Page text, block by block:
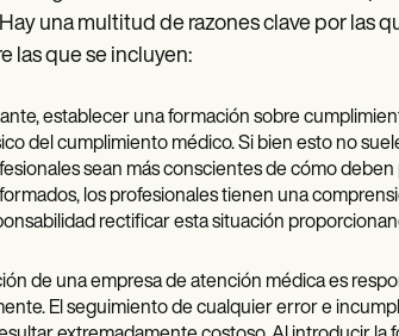
una multitud de razones clave por las
las que se incluyen:
establecer una formación sobre
del cumplimiento médico. Si bien esto no
sean más conscientes de cómo deben
los profesionales tienen una
rectificar esta situación
de una empresa de atención médica es
El seguimiento de cualquier error e